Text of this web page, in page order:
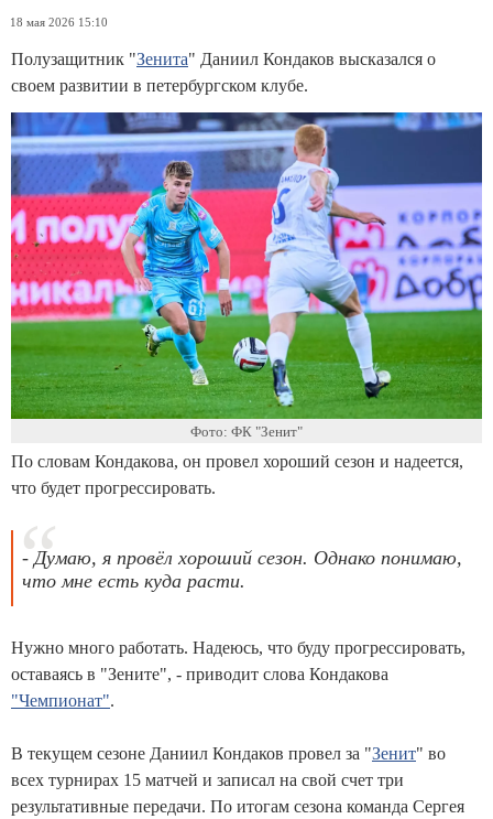
18 мая 2026 15:10
Полузащитник "Зенита" Даниил Кондаков высказался о
своем развитии в петербургском клубе.
Фото: ФК "Зенит"
По словам Кондакова, он провел хороший сезон и надеется,
что будет прогрессировать.
- Думаю, я провёл хороший сезон. Однако понимаю,
что мне есть куда расти.
Нужно много работать. Надеюсь, что буду прогрессировать,
оставаясь в "Зените", - приводит слова Кондакова
"Чемпионат".
В текущем сезоне Даниил Кондаков провел за "Зенит" во
всех турнирах 15 матчей и записал на свой счет три
результативные передачи. По итогам сезона команда Сергея